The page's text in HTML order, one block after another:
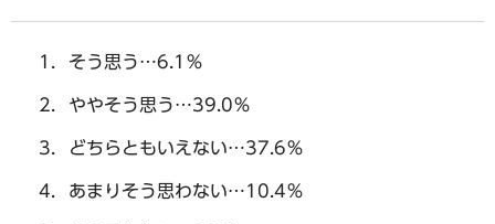
そう思う…6.1％
ややそう思う…39.0％
どちらともいえない…37.6％
あまりそう思わない…10.4％